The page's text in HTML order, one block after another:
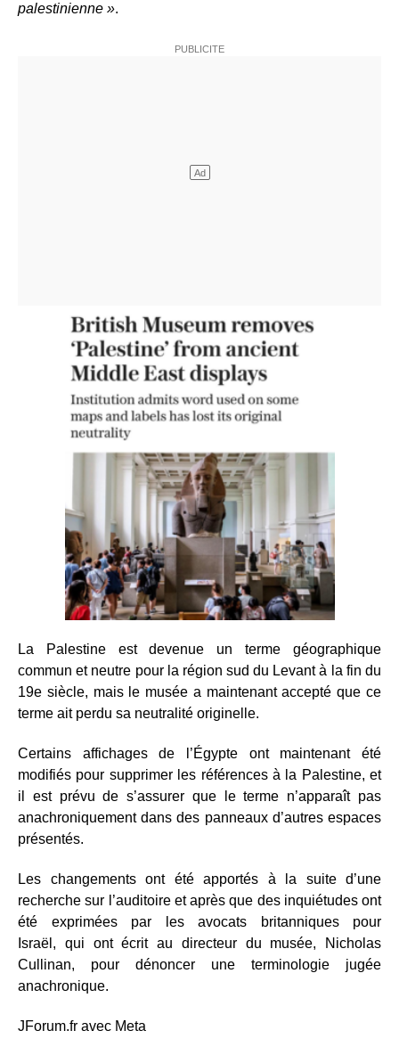
palestinienne ».
La Palestine est devenue un terme géographique
commun et neutre pour la région sud du Levant à la fin du
19e siècle, mais le musée a maintenant accepté que ce
terme ait perdu sa neutralité originelle.
Certains affichages de l’Égypte ont maintenant été
modifiés pour supprimer les références à la Palestine, et
il est prévu de s’assurer que le terme n’apparaît pas
anachroniquement dans des panneaux d’autres espaces
présentés.
Les changements ont été apportés à la suite d’une
recherche sur l’auditoire et après que des inquiétudes ont
été exprimées par les avocats britanniques pour
Israël, qui ont écrit au directeur du musée, Nicholas
Cullinan, pour dénoncer une terminologie jugée
anachronique.
JForum.fr avec Meta